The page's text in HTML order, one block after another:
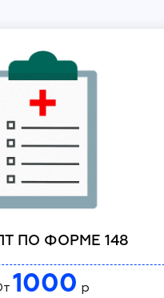
ПО ФОРМЕ 148
1000 р